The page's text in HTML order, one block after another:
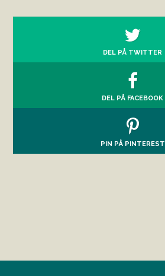
DEL PÅ TWITTER
DEL PÅ FACEBOOK
PIN PÅ PINTEREST